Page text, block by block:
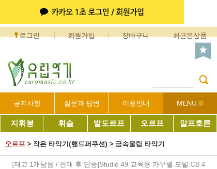
로그인 회원가입 장바구니 최근본상품
공지사항 질문과 답변 이용안내 MENU
지휘봉 휘슬 발도르프 오르프 알프호른
오르프 > 작은 타악기(핸드퍼쿠션) > 금속울림 타악기
[재고 1개남음 / 판매 후 단종]Studio 49 교육용 카우벨 모델:CB 4